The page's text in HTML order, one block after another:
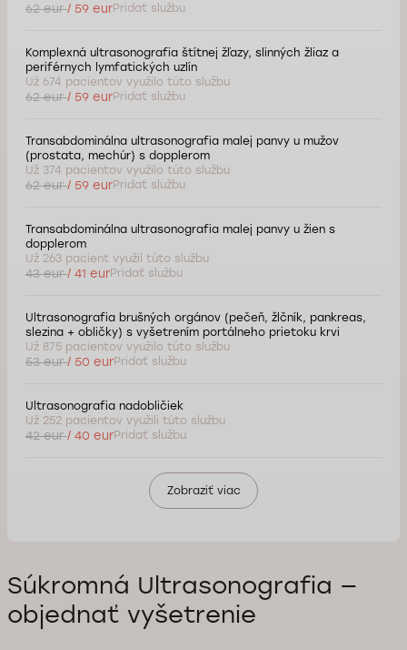
62 eur/ 59 eurPridať službu
Komplexná ultrasonografia štítnej žľazy, slinných žliaz a
periférnych lymfatických uzlín
Už 674 pacientov využilo túto službu
62 eur/ 59 eurPridať službu
Transabdominálna ultrasonografia malej panvy u mužov
(prostata, mechúr) s dopplerom
Už 374 pacientov využilo túto službu
62 eur/ 59 eurPridať službu
Transabdominálna ultrasonografia malej panvy u žien s
dopplerom
Už 263 pacient využil túto službu
43 eur/ 41 eurPridať službu
Ultrasonografia brušných orgánov (pečeň, žlčník, pankreas,
slezina + obličky) s vyšetrením portálneho prietoku krvi
Už 875 pacientov využilo túto službu
53 eur/ 50 eurPridať službu
Ultrasonografia nadobličiek
Už 252 pacientov využili túto službu
42 eur/ 40 eurPridať službu
Zobraziť viac
Súkromná Ultrasonografia —
objednať vyšetrenie